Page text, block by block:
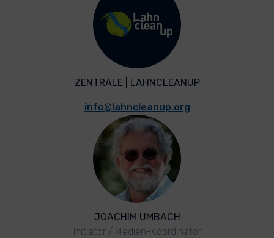
ZENTRALE | LAHNCLEANUP
info@lahncleanup.org
JOACHIM UMBACH
Initiator / Medien-Koordinator